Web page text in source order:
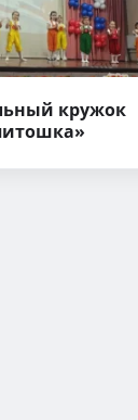
кружок